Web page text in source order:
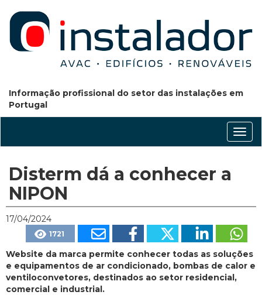
Informação profissional do setor das instalações em
Portugal
Disterm dá a conhecer a
NIPON
17/04/2024
1721
Website da marca permite conhecer todas as soluções
e equipamentos de ar condicionado, bombas de calor e
ventiloconvetores, destinados ao setor residencial,
comercial e industrial.